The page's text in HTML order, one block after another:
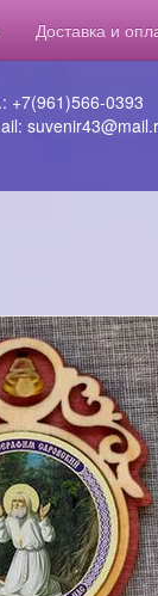
Доставка и
+7(961)566-0393